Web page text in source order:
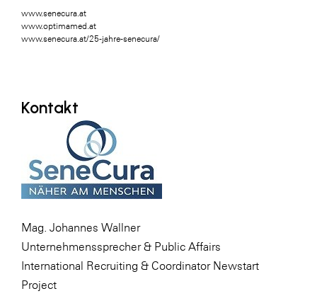
www.senecura.at
www.optimamed.at
www.senecura.at/25-jahre-senecura/
Kontakt
Mag. Johannes Wallner
Unternehmenssprecher & Public Affairs
International Recruiting & Coordinator Newstart
Project